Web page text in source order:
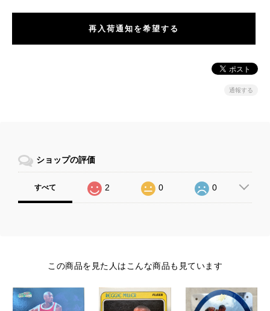
再入荷通知を希望する
通報する
ショップの評価
すべて 2 0 0
この商品を見た人はこんな商品も見ています